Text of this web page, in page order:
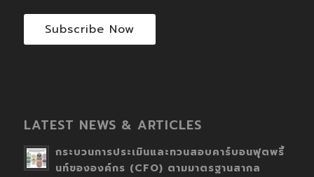
Subscribe Now
LATEST NEWS & ARTICLES
กระบวนการประเมินและทวนสอบคาร์บอนฟุตพริ้
นท์ขององค์กร (CFO) ตามมาตรฐานสากล